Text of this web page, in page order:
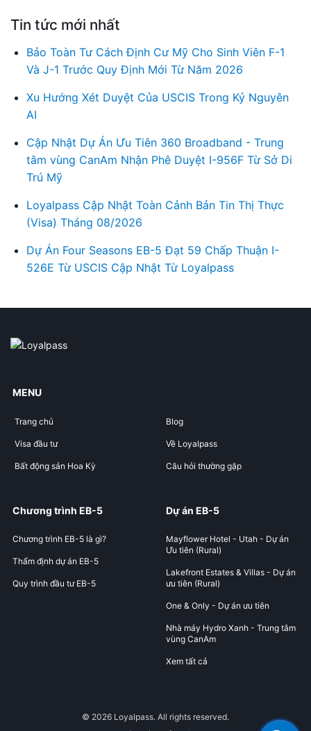
Tin tức mới nhất
Bảo Toàn Tư Cách Định Cư Mỹ Cho Sinh Viên F-1
Và J-1 Trước Quy Định Mới Từ Năm 2026
Xu Hướng Xét Duyệt Của USCIS Trong Kỷ Nguyên
AI
Cập Nhật Dự Án Ưu Tiên 360 Broadband - Trung
tâm vùng CanAm Nhận Phê Duyệt I-956F Từ Sở Di
Trú Mỹ
Loyalpass Cập Nhật Toàn Cảnh Bản Tin Thị Thực
(Visa) Tháng 08/2026
Dự Án Four Seasons EB-5 Đạt 59 Chấp Thuận I-
526E Từ USCIS Cập Nhật Từ Loyalpass
MENU
Trang chủ
Visa đầu tư
Bất động sản Hoa Kỳ
Blog
Về Loyalpass
Câu hỏi thường gặp
Chương trình EB-5
Chương trình EB-5 là gì?
Thẩm định dự án EB-5
Quy trình đầu tư EB-5
Dự án EB-5
Mayflower Hotel - Utah - Dự án
Ưu tiên (Rural)
Lakefront Estates & Villas - Dự án
ưu tiên (Rural)
One & Only - Dự án ưu tiên
Nhà máy Hydro Xanh - Trung tâm
vùng CanAm
Xem tất cả
© 2026 Loyalpass. All rights reserved.